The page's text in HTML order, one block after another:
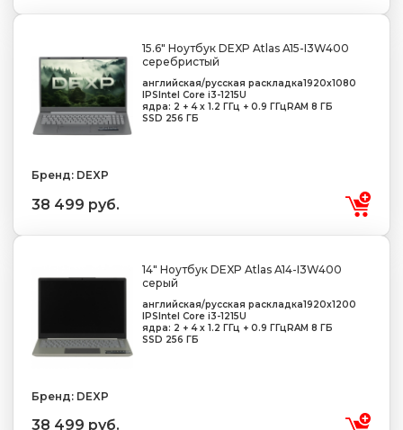
15.6" Ноутбук DEXP Atlas A15-I3W400
серебристый
английская/русская раскладка1920x1080
IPS Intel Core i3-1215U
ядра: 2 + 4 х 1.2 ГГц + 0.9 ГГц RAM 8 ГБ
SSD 256 ГБ
Бренд: DEXP
38 499 руб.
14" Ноутбук DEXP Atlas A14-I3W400
серый
английская/русская раскладка1920x1200
IPSIntel Core i3-1215U
ядра: 2 + 4 х 1.2 ГГц + 0.9 ГГцRAM 8 ГБ
SSD 256 ГБ
Бренд: DEXP
38 499 руб.